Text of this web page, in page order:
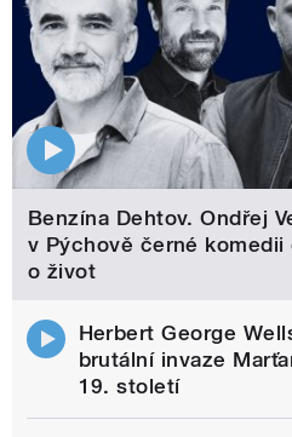
Benzína Dehtov. Ondřej
v Pýchově černé
o život
Herbert George
brutální invaze
19. století